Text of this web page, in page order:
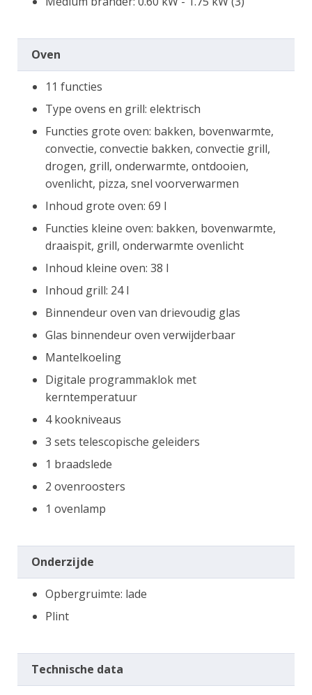
Oven
11 functies
Type ovens en grill: elektrisch
Functies grote oven: bakken, bovenwarmte,
convectie, convectie bakken, convectie grill,
drogen, grill, onderwarmte, ontdooien,
ovenlicht, pizza, snel voorverwarmen
Inhoud grote oven: 69 l
Functies kleine oven: bakken, bovenwarmte,
draaispit, grill, onderwarmte ovenlicht
Inhoud kleine oven: 38 l
Inhoud grill: 24 l
Binnendeur oven van drievoudig glas
Glas binnendeur oven verwijderbaar
Mantelkoeling
Digitale programmaklok met
kerntemperatuur
4 kookniveaus
3 sets telescopische geleiders
1 braadslede
2 ovenroosters
1 ovenlamp
Onderzijde
Opbergruimte: lade
Plint
Technische data